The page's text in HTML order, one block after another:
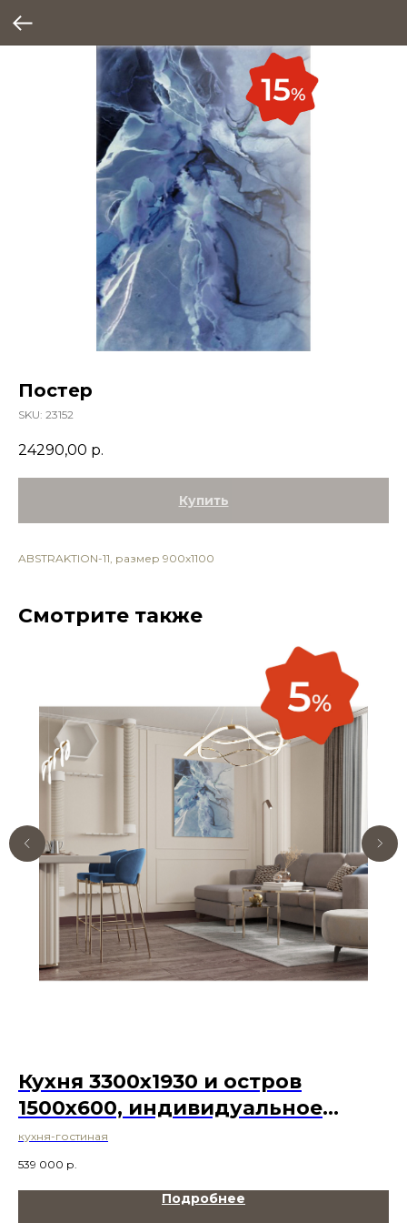
Постер
SKU: 23152
24290,00 р.
Купить
ABSTRAKTION-11, размер 900х1100
Смотрите также
Кухня 3300х1930 и остров
1500х600, индивидуальное
изготовление
кухня-гостиная
539 000 р.
Подробнее